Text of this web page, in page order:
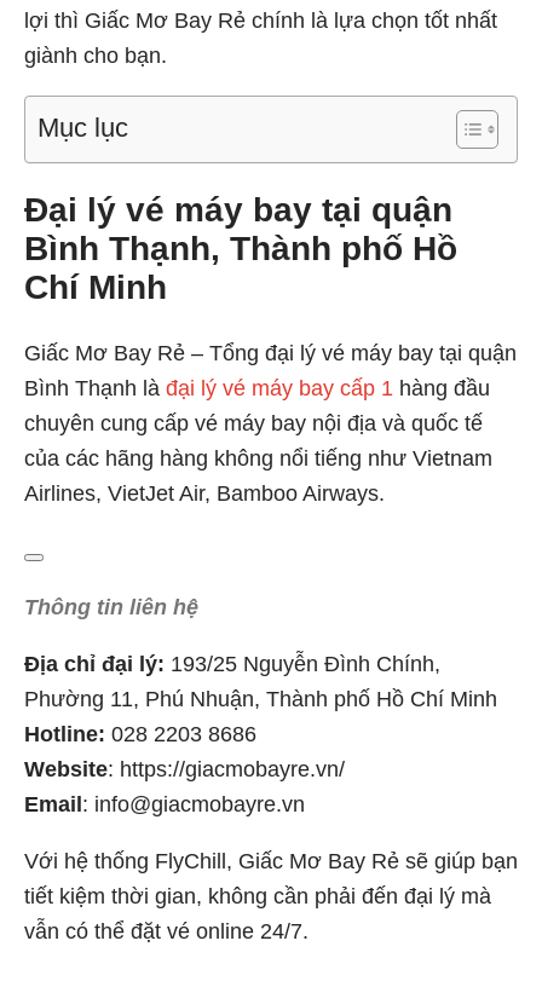
lợi thì Giấc Mơ Bay Rẻ chính là lựa chọn tốt nhất
giành cho bạn.
Mục lục
Đại lý vé máy bay tại quận
Bình Thạnh, Thành phố Hồ
Chí Minh
Giấc Mơ Bay Rẻ – Tổng đại lý vé máy bay tại quận
Bình Thạnh là đại lý vé máy bay cấp 1 hàng đầu
chuyên cung cấp vé máy bay nội địa và quốc tế
của các hãng hàng không nổi tiếng như Vietnam
Airlines, VietJet Air, Bamboo Airways.
Thông tin liên hệ
Địa chỉ đại lý: 193/25 Nguyễn Đình Chính,
Phường 11, Phú Nhuận, Thành phố Hồ Chí Minh
Hotline: 028 2203 8686
Website: https://giacmobayre.vn/
Email: info@giacmobayre.vn
Với hệ thống FlyChill, Giấc Mơ Bay Rẻ sẽ giúp bạn
tiết kiệm thời gian, không cần phải đến đại lý mà
vẫn có thể đặt vé online 24/7.